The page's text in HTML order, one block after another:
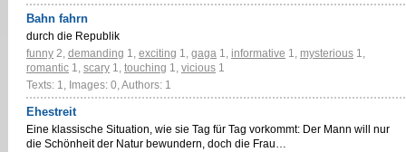
Bahn fahrn
durch die Republik
funny 2, demanding 1, exciting 1, gaga 1, informative 1, mysterious 1,
romantic 1, scary 1, touching 1, vicious 1
Texts: 1, Images: 0, Authors: 1
Ehestreit
Eine klassische Situation, wie sie Tag für Tag vorkommt: Der Mann will nur
die Schönheit der Natur bewundern, doch die Frau…